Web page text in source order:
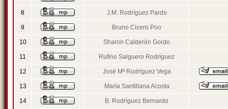
8 J.M. Rodríguez Pardo
9 Bruno Cicero Poo
10 Sharon Calderón Gordo
11 Rufino Salguero Rodríguez
12 José Mª Rodríguez Vega
13 María Santillana Acosta
14 B. Rodríguez Bernardo